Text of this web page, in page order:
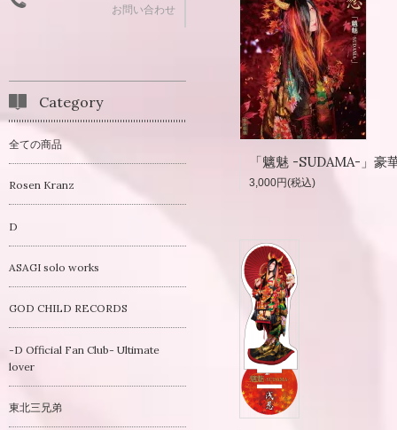
3,000円(税込)
お問い合わせ
Category
全ての商品
Rosen Kranz
D
ASAGI solo works
GOD CHILD RECORDS
-D Official Fan Club- Ultimate
lover
東北三兄弟